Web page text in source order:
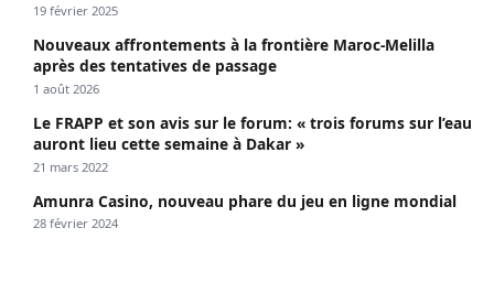
19 février 2025
Nouveaux affrontements à la frontière Maroc-Melilla
après des tentatives de passage
1 août 2026
Le FRAPP et son avis sur le forum: « trois forums sur l’eau
auront lieu cette semaine à Dakar »
21 mars 2022
Amunra Casino, nouveau phare du jeu en ligne mondial
28 février 2024